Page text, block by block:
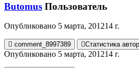
Butomus Пользователь
Опубликовано 5 марта, 201214 г.
comment_8997389 Статистика
Опубликовано 5 марта, 201214 г.